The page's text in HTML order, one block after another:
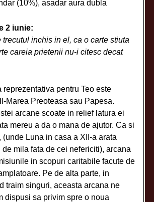
(10%), asadar aura dubla
2 iunie:
inchis in el, ca o carte stiuta
careia prietenii nu-i citesc decat
reprezentativa pentru Teo este
Marea Preoteasa sau Papesa.
arcane scoate in relief latura ei
mereu a da o mana de ajutor. Ca si
(unde Luna in casa a XII-a arata
mila fata de cei nefericiti), arcana
in scopuri caritabile facute de
Pe de alta parte, in
traim singuri, aceasta arcana ne
dispusi sa privim spre o noua